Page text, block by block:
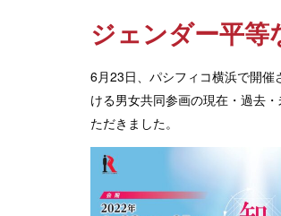
ジェンダー平等
6月23日、パシフィコ横浜で開
ける男女共同参画の現在・過去
ただきました。